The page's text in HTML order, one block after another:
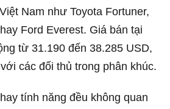
Nam như Toyota Fortuner,
Ford Everest. Giá bán tại
từ 31.190 đến 38.285 USD,
các đối thủ trong phân khúc.
tính năng đều không quan